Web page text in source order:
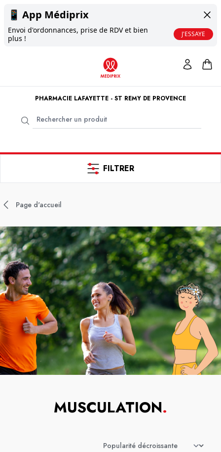
📱 App Médiprix
Envoi d'ordonnances, prise de RDV et bien
plus !
J'ESSAYE
PHARMACIE LAFAYETTE - ST REMY DE PROVENCE
FILTRER
Page d'accueil
MUSCULATION.